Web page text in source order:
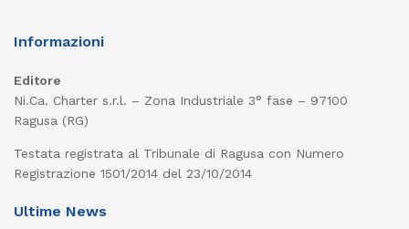
Informazioni
Editore
Ni.Ca. Charter s.r.l. – Zona Industriale 3° fase – 97100
Ragusa (RG)
Testata registrata al Tribunale di Ragusa con Numero
Registrazione 1501/2014 del 23/10/2014
Ultime News